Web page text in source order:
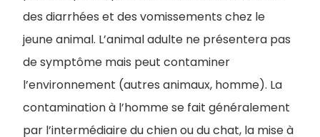
des diarrhées et des vomissements chez le
jeune animal. L’animal adulte ne présentera pas
de symptôme mais peut contaminer
l’environnement (autres animaux, homme). La
contamination à l’homme se fait généralement
par l’intermédiaire du chien ou du chat, la mise à